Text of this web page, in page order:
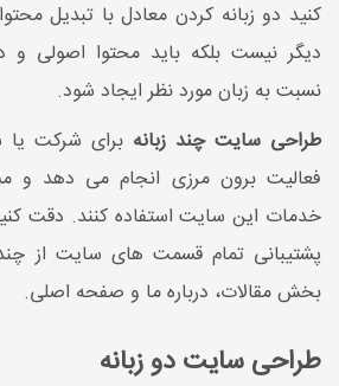
کنید دو زبانه کردن معادل با تبدیل
دیگر نیست بلکه باید محتوا اصولی
نسبت به زبان مورد نظر ایجاد شود.
طراحی سایت چند زبانه برای شرکت یا
فعالیت برون مرزی انجام می دهد و
خدمات این سایت استفاده کنند. دقت
پشتیبانی تمام قسمت های سایت از
بخش مقالات، درباره ما و صفحه اصلی.
طراحی سایت دو زبانه